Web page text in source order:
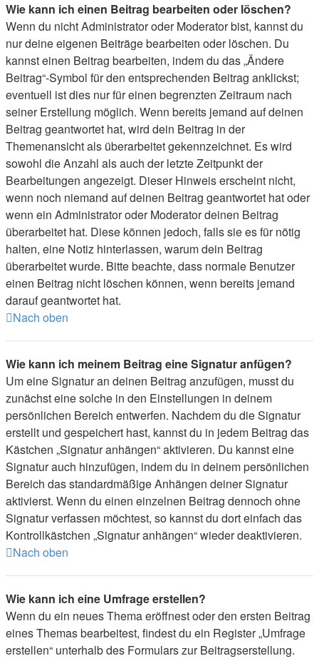
Wie kann ich einen Beitrag bearbeiten oder löschen?
Wenn du nicht Administrator oder Moderator bist, kannst du
nur deine eigenen Beiträge bearbeiten oder löschen. Du
kannst einen Beitrag bearbeiten, indem du das „Ändere
Beitrag“-Symbol für den entsprechenden Beitrag anklickst;
eventuell ist dies nur für einen begrenzten Zeitraum nach
seiner Erstellung möglich. Wenn bereits jemand auf deinen
Beitrag geantwortet hat, wird dein Beitrag in der
Themenansicht als überarbeitet gekennzeichnet. Es wird
sowohl die Anzahl als auch der letzte Zeitpunkt der
Bearbeitungen angezeigt. Dieser Hinweis erscheint nicht,
wenn noch niemand auf deinen Beitrag geantwortet hat oder
wenn ein Administrator oder Moderator deinen Beitrag
überarbeitet hat. Diese können jedoch, falls sie es für nötig
halten, eine Notiz hinterlassen, warum dein Beitrag
überarbeitet wurde. Bitte beachte, dass normale Benutzer
einen Beitrag nicht löschen können, wenn bereits jemand
darauf geantwortet hat.
Nach oben
Wie kann ich meinem Beitrag eine Signatur anfügen?
Um eine Signatur an deinen Beitrag anzufügen, musst du
zunächst eine solche in den Einstellungen in deinem
persönlichen Bereich entwerfen. Nachdem du die Signatur
erstellt und gespeichert hast, kannst du in jedem Beitrag das
Kästchen „Signatur anhängen“ aktivieren. Du kannst eine
Signatur auch hinzufügen, indem du in deinem persönlichen
Bereich das standardmäßige Anhängen deiner Signatur
aktivierst. Wenn du einen einzelnen Beitrag dennoch ohne
Signatur verfassen möchtest, so kannst du dort einfach das
Kontrollkästchen „Signatur anhängen“ wieder deaktivieren.
Nach oben
Wie kann ich eine Umfrage erstellen?
Wenn du ein neues Thema eröffnest oder den ersten Beitrag
eines Themas bearbeitest, findest du ein Register „Umfrage
erstellen“ unterhalb des Formulars zur Beitragserstellung.